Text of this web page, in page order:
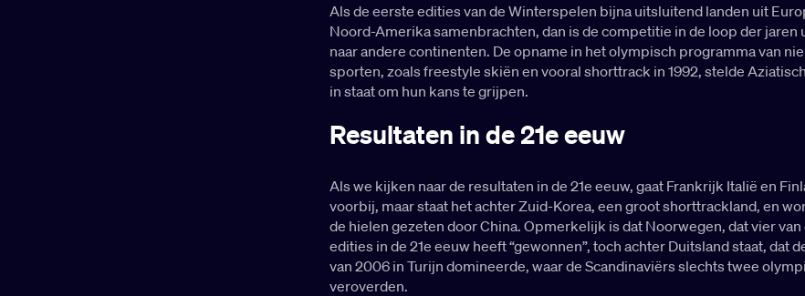
Als de eerste edities van de Winterspelen bijna uitsluitend landen uit
Noord-Amerika samenbrachten, dan is de competitie in de loop der jaren
naar andere continenten. De opname in het olympisch programma van
sporten, zoals freestyle skiën en vooral shorttrack in 1992, stelde
in staat om hun kans te grijpen.
Resultaten in de 21e eeuw
Als we kijken naar de resultaten in de 21e eeuw, gaat Frankrijk Italië en
voorbij, maar staat het achter Zuid-Korea, een groot shorttrackland, en
de hielen gezeten door China. Opmerkelijk is dat Noorwegen, dat vier van
edities in de 21e eeuw heeft “gewonnen”, toch achter Duitsland staat, dat
van 2006 in Turijn domineerde, waar de Scandinaviërs slechts twee
veroverden.